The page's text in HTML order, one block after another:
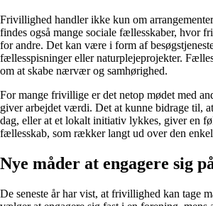
Frivillighed handler ikke kun om
findes også mange sociale fællesskaber, hvor
for andre. Det kan være i form af
fællesspisninger eller naturplejeprojekter.
om at skabe nærvær og samhørighed.
For mange frivillige er det netop mødet med
giver arbejdet værdi. Det at kunne bidrage til,
dag, eller at et lokalt initiativ lykkes, giver en
fællesskab, som rækker langt ud over den
Nye måder at engagere sig
De seneste år har vist, at frivillighed kan tage